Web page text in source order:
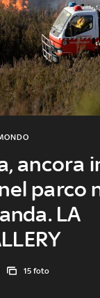
ancora
parco
LA
15 foto